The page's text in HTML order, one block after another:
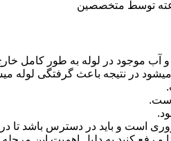
آب موجود در لوله به طور کامل
در نتیجه باعث گرفتگی
است و باید در دسترس باشد تا